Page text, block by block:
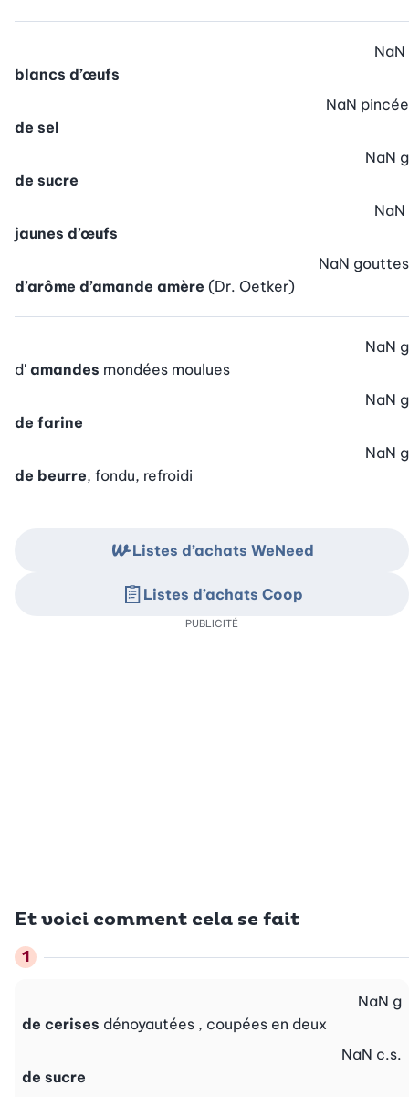
blancs d’œufs
NaN
de sel
NaN pincée
de sucre
NaN g
jaunes d’œufs
NaN
d’arôme d’amande amère (Dr. Oetker)
NaN gouttes
d' amandes mondées moulues
NaN g
de farine
NaN g
de beurre, fondu, refroidi
NaN g
Et voici comment cela se fait
de cerises dénoyautées , coupées en deux
NaN g
de sucre
NaN c.s.
Listes d’achats WeNeed
Listes d’achats Coop
PUBLICITÉ